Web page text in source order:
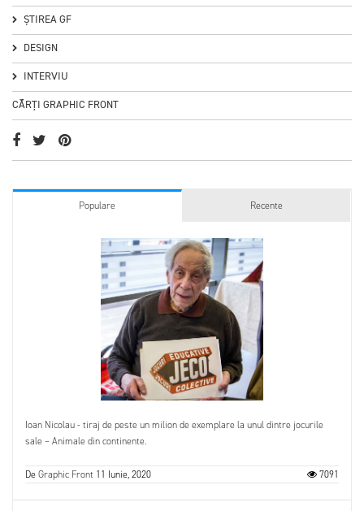
ȘTIREA GF
DESIGN
INTERVIU
CĂRȚI GRAPHIC FRONT
Populare Recente
Ioan Nicolau - tiraj de peste un milion de exemplare la unul dintre jocurile
sale – Animale din continente.
DeGraphic Front 11 Iunie, 2020 7091